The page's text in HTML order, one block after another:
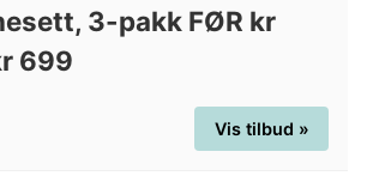
3-pakk FØR kr
699
Vis tilbud »